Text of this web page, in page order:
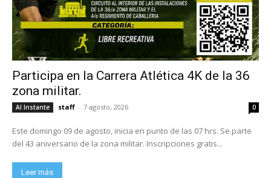
Participa en la Carrera Atlética 4K de la 36
zona militar.
Al Instante staff - 7 agosto, 2026 0
Este domingo 09 de agosto, inicia en punto de las 07 hrs. Se parte
del 43 aniversario de la zona militar. Inscripciones gratis...
Leer más